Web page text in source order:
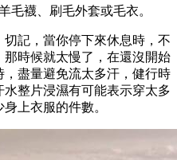
毛襪、刷毛外套或毛衣。
記，當你停下來休息時，不
時候就太慢了，在還沒開始
盡量避免流太多汗，健行時
整片浸濕有可能表示穿太多
上衣服的件數。